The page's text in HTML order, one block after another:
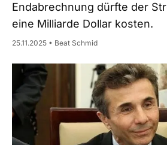
Endabrechnung dürfte der
eine Milliarde Dollar kosten.
25.11.2025 • Beat Schmid